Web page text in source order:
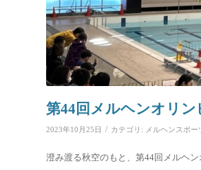
第44回メルヘンオリン
2023年10月25日 / カテゴリ: メルヘンスポー
澄み渡る秋空のもと、第44回メルヘ